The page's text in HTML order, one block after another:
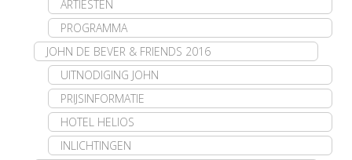
ARTIESTEN
PROGRAMMA
JOHN DE BEVER & FRIENDS 2016
UITNODIGING JOHN
PRIJSINFORMATIE
HOTEL HELIOS
INLICHTINGEN